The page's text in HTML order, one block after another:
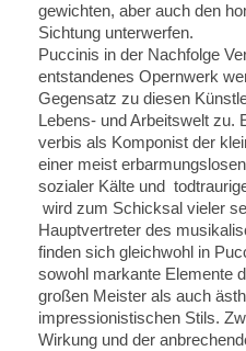
gewichten, aber auch den
Sichtung unterwerfen.
Puccinis in der Nachfolge
entstandenes Opernwerk
Gegensatz zu diesen
Lebens- und Arbeitswelt zu.
verbis als Komponist der
einer meist
sozialer Kälte und
wird zum Schicksal vieler
Hauptvertreter des
finden sich gleichwohl in
sowohl markante Elemente
großen Meister als auch
impressionistischen Stils.
Wirkung und der